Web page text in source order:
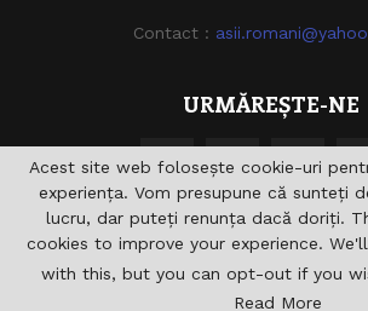
Contact :
URMĂREȘTE-NE
@2021 - asiiromani.eu. Toate
Acest site web folosește cookie-uri
experiența. Vom presupune că sunteți
lucru, dar puteți renunța dacă doriți.
cookies to improve your experience.
with this, but you can opt-out if you
Read More